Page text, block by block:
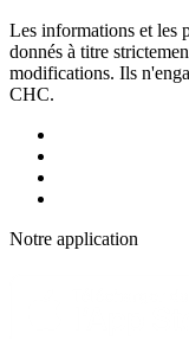
Les informations et les
donnés à titre
modifications. Ils
CHC.
Notre application